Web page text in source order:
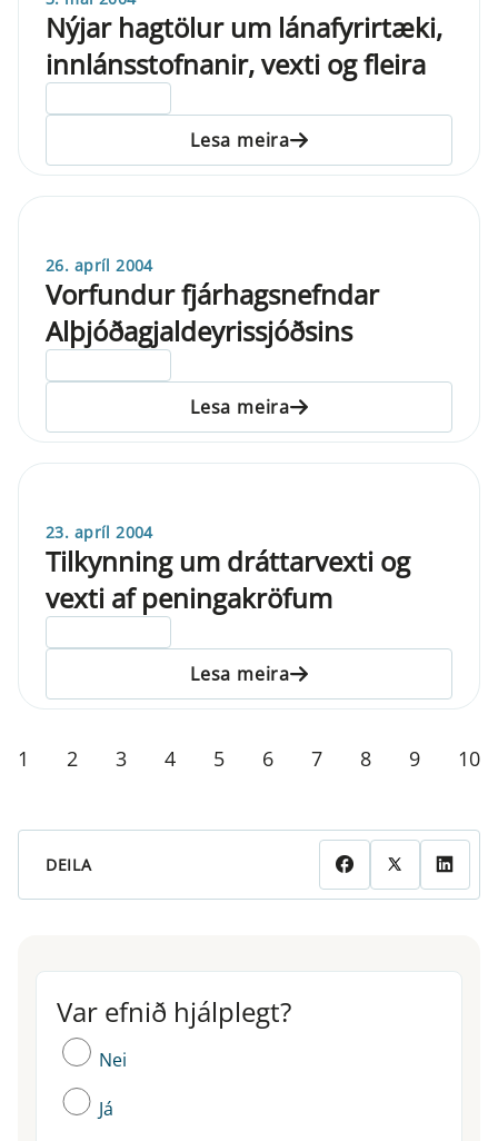
Nýjar hagtölur um lánafyrirtæki,
innlánsstofnanir, vexti og fleira
Lesa meira
26. apríl 2004
Vorfundur fjárhagsnefndar
Alþjóðagjaldeyrissjóðsins
Lesa meira
23. apríl 2004
Tilkynning um dráttarvexti og
vexti af peningakröfum
Lesa meira
1 2 3 4 5 6 7 8 9 10
DEILA
Var efnið hjálplegt?
Var efnið hjálplegt?
Nei
Já